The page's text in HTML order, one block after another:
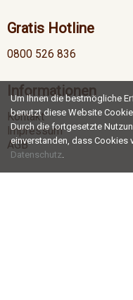
Gratis Hotline
0800 526 836
Informationen
Kontakt
Impressum
AGB
Um Ihnen die bestmögliche
benutzt diese Website
Durch die fortgesetzte
einverstanden, dass Cookies
Datenschutz.